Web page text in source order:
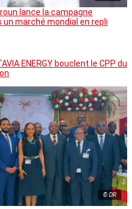
lance la campagne
un marché mondial en repli
ENERGY bouclent le CPP du
© DR